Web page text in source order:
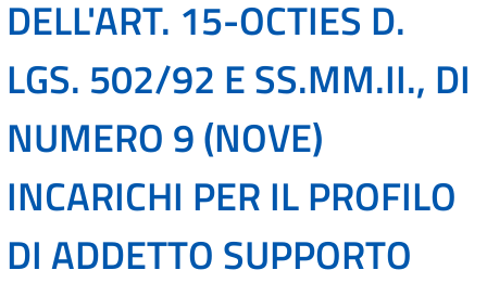
DELL'ART. 15-OCTIES D.
LGS. 502/92 E SS.MM.II., DI
NUMERO 9 (NOVE)
INCARICHI PER IL PROFILO
DI ADDETTO SUPPORTO